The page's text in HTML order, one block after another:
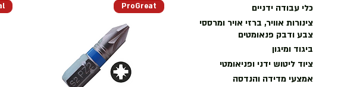
כלי עבודה ידניים
צינורות אוויר, ברזי אויר ומרססי
צבע ודבק פנאומטים
ביגוד ומיגון
ציוד ליטוש ידני ופניאומטי
אמצעי מדידה והנדסה
ProGreat